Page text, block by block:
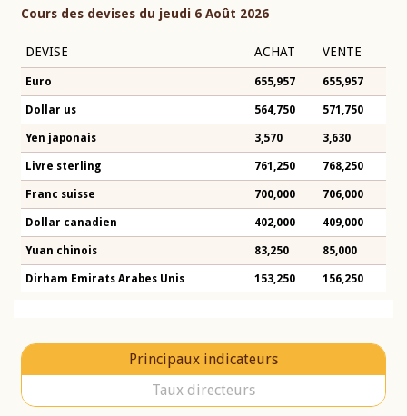
Cours des devises du jeudi 6 Août 2026
DEVISE ACHAT VENTE
Euro 655,957 655,957
Dollar us 564,750 571,750
Yen japonais 3,570 3,630
Livre sterling 761,250 768,250
Franc suisse 700,000 706,000
Dollar canadien 402,000 409,000
Yuan chinois 83,250 85,000
Dirham Emirats Arabes Unis 153,250 156,250
Principaux indicateurs
Taux directeurs